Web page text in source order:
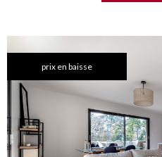
prix en baisse